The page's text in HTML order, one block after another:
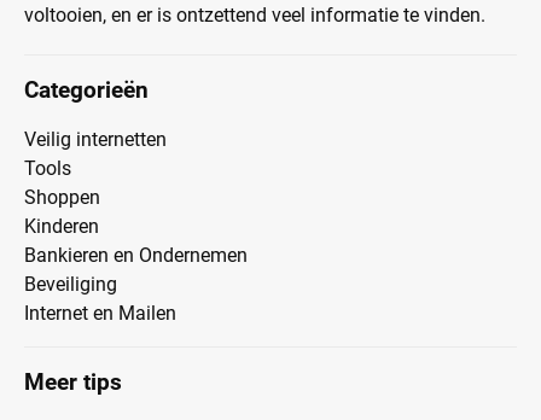
voltooien, en er is ontzettend veel informatie te vinden.
Categorieën
Veilig internetten
Tools
Shoppen
Kinderen
Bankieren en Ondernemen
Beveiliging
Internet en Mailen
Meer tips